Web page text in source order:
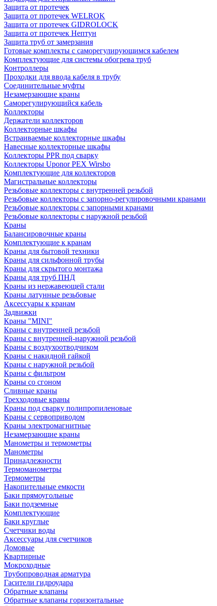
Защита от протечек
Защита от протечек WELROK
Защита от протечек GIDROLOCK
Защита от протечек Нептун
Защита труб от замерзания
Готовые комплекты с саморегулирующимся кабелем
Комплектующие для системы обогрева труб
Контроллеры
Проходки для ввода кабеля в трубу
Соединительные муфты
Незамерзающие краны
Саморегулирующийся кабель
Коллекторы
Держатели коллекторов
Коллекторные шкафы
Встраиваемые коллекторные шкафы
Навесные коллекторные шкафы
Коллекторы PPR под сварку
Коллекторы Uponor PEX Wirsbo
Комплектующие для коллекторов
Магистральные коллекторы
Резьбовые коллекторы с внутренней резьбой
Резьбовые коллекторы с запорно-регулировочными кранами
Резьбовые коллекторы с запорными кранами
Резьбовые коллекторы с наружной резьбой
Краны
Балансировочные краны
Комплектующие к кранам
Краны для бытовой техники
Краны для сильфонной трубы
Краны для скрытого монтажа
Краны для труб ПНД
Краны из нержавеющей стали
Краны латунные резьбовые
Аксессуары к кранам
Задвижки
Краны "MINI"
Краны с внутренней резьбой
Краны с внутренней-наружной резьбой
Краны с воздухоотводчиком
Краны с накидной гайкой
Краны с наружной резьбой
Краны с фильтром
Краны со сгоном
Сливные краны
Трехходовые краны
Краны под сварку полипропиленовые
Краны с сервоприводом
Краны электромагнитные
Незамерзающие краны
Манометры и термометры
Манометры
Принадлежности
Термоманометры
Термометры
Накопительные емкости
Баки прямоугольные
Баки подземные
Комплектующие
Баки круглые
Счетчики воды
Аксессуары для счетчиков
Домовые
Квартирные
Мокроходные
Трубопроводная арматура
Гасители гидроудара
Обратные клапаны
Обратные клапаны горизонтальные